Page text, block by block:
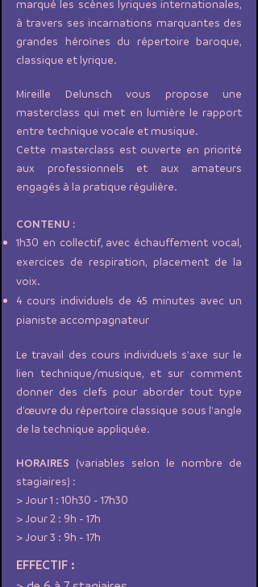
marqué les scènes lyriques internationales,
à travers ses incarnations marquantes des
grandes héroïnes du répertoire baroque,
classique et lyrique.
Mireille Delunsch vous propose une
masterclass qui met en lumière le rapport
entre technique vocale et musique.
Cette masterclass est ouverte en priorité
aux professionnels et aux amateurs
engagés à la pratique régulière.
CONTENU :
1h30 en collectif, avec échauffement vocal,
exercices de respiration, placement de la
voix.
4 cours individuels de 45 minutes avec un
pianiste accompagnateur
Le travail des cours individuels s'axe sur le
lien technique/musique, et sur comment
donner des clefs pour aborder tout type
d'œuvre du répertoire classique sous l'angle
de la technique appliquée.
HORAIRES (variables selon le nombre de
stagiaires) :
> Jour 1 : 10h30 - 17h30
> Jour 2 : 9h - 17h
> Jour 3 : 9h - 17h
EFFECTIF :